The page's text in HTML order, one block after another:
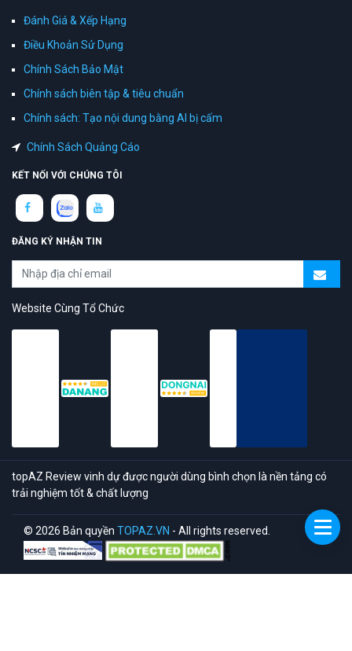
Đánh Giá & Xếp Hạng
Điều Khoản Sử Dụng
Chính Sách Bảo Mật
Chính sách biên tập & tiêu chuẩn
Chính sách: Tạo nội dung bằng AI bị cấm
Chính Sách Quảng Cáo
KẾT NỐI VỚI CHÚNG TÔI
ĐĂNG KÝ NHẬN TIN
Website Cùng Tổ Chức
trải nghiệm tốt & chất lượng